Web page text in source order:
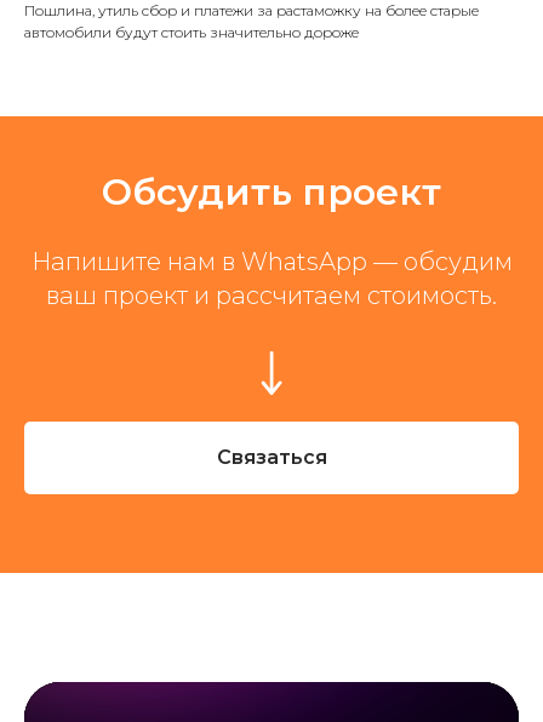
Пошлина, утиль сбор и платежи за растаможку на более старые
автомобили будут стоить значительно дороже
Обсудить проект
Напишите нам в WhatsApp — обсудим
ваш проект и рассчитаем стоимость.
Связаться